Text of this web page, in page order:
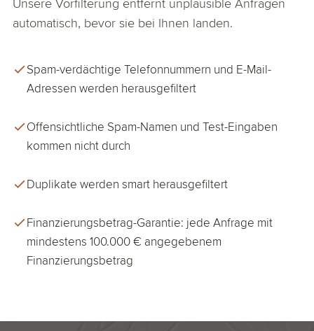
automatisch, bevor sie bei Ihnen landen.
Spam-verdächtige Telefonnummern und E-Mail-
Adressen werden herausgefiltert
Offensichtliche Spam-Namen und Test-Eingaben
kommen nicht durch
Duplikate werden smart herausgefiltert
Finanzierungsbetrag-Garantie: jede Anfrage mit
mindestens 100.000 € angegebenem
Finanzierungsbetrag